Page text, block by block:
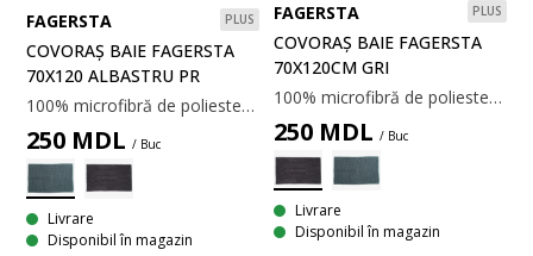
FAGERSTA PLUS
COVORAȘ BAIE FAGERSTA
70X120 ALBASTRU PR
100% microfibră de poliester. Cu spate din latex, antiderapant. 70x120cm.
250 MDL / Buc
Livrare
Disponibil în magazin
FAGERSTA PLUS
COVORAȘ BAIE FAGERSTA
70X120CM GRI
100% microfibră de poliester. Cu spate din latex, antiderapant. 70x120cm.
250 MDL / Buc
Livrare
Disponibil în magazin